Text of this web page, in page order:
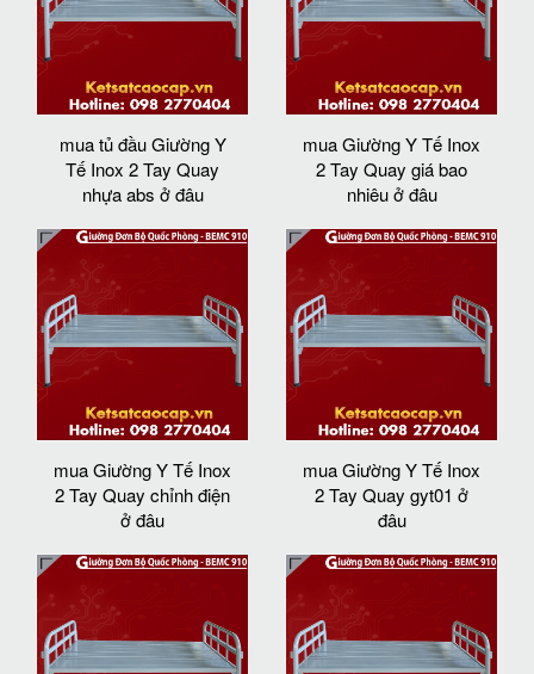
mua tủ đầu Giường Y
Tế Inox 2 Tay Quay
nhựa abs ở đâu
mua Giường Y Tế Inox
2 Tay Quay giá bao
nhiêu ở đâu
mua Giường Y Tế Inox
2 Tay Quay chỉnh điện
ở đâu
mua Giường Y Tế Inox
2 Tay Quay gyt01 ở
đâu